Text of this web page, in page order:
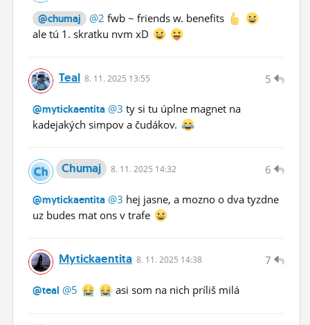
@chumaj @2 fwb ~ friends w. benefits
ale tú 1. skratku nvm xD
5
Teal 8. 11. 2025 13:55
@mytickaentita @3 ty si tu úplne magnet na
kadejakých simpov a čudákov.
6
Chumaj 8. 11. 2025 14:32
@mytickaentita @3 hej jasne, a mozno o dva tyzdne
uz budes mat ons v trafe
7
Mytickaentita 8. 11. 2025 14:38
@teal @5 asi som na nich príliš milá